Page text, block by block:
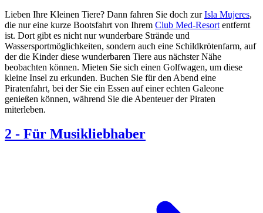
Lieben Ihre Kleinen Tiere? Dann fahren Sie doch zurIsla Mujeres,
die nur eine kurze Bootsfahrt von Ihrem Club Med-Resort entfernt
ist. Dort gibt es nicht nur wunderbare Strände und
Wassersportmöglichkeiten, sondern auch eine Schildkrötenfarm, auf
der die Kinder diese wunderbaren Tiere aus nächster Nähe
beobachten können. Mieten Sie sich einen Golfwagen, um diese
kleine Insel zu erkunden. Buchen Sie für den Abend eine
Piratenfahrt, bei der Sie ein Essen auf einer echten Galeone
genießen können, während Sie die Abenteuer der Piraten
miterleben.
2 - Für Musikliebhaber